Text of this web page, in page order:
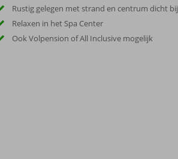
Rustig gelegen met strand en centrum dicht bij
Relaxen in het Spa Center
Ook Volpension of All Inclusive mogelijk